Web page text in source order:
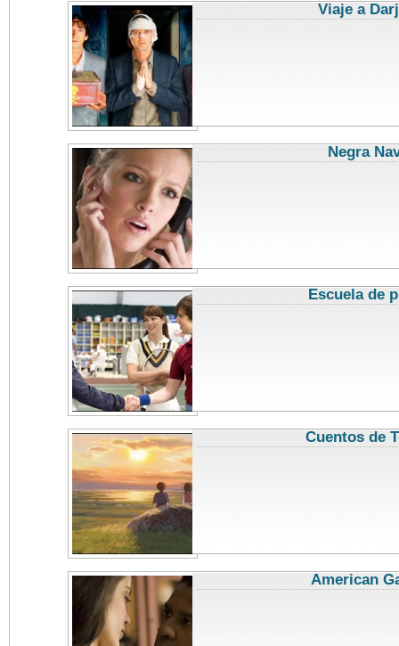
Viaje a
Negra
Escuela de
Cuentos de
American